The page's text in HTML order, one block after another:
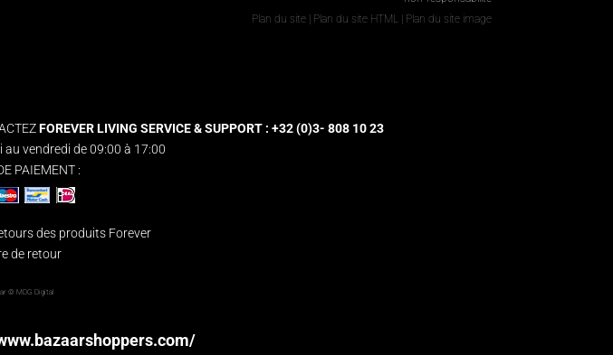
Plan du site| Plan du site HTML| Plan du site image
FOREVER LIVING SERVICE & SUPPORT : +32 (0)3- 808 10 23
vendredi de 09:00 à 17:00
PAIEMENT :
des produits Forever
de retour
© MDG Digital